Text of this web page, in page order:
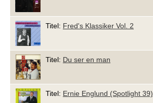
Titel: Fred's Klassiker Vol. 2
Titel: Du ser en man
Titel: Ernie Englund (Spotlight 39)